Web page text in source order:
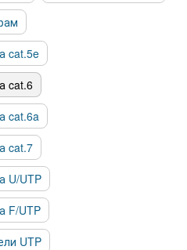
cat.5e
cat.6
cat.6a
cat.7
U/UTP
F/UTP
UTP